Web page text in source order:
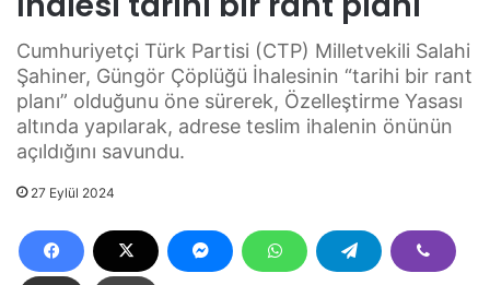
Cumhuriyetçi Türk Partisi (CTP) Milletvekili Salahi
Şahiner, Güngör Çöplüğü İhalesinin “tarihi bir rant
planı” olduğunu öne sürerek, Özelleştirme Yasası
altında yapılarak, adrese teslim ihalenin önünün
açıldığını savundu.
27 Eylül 2024